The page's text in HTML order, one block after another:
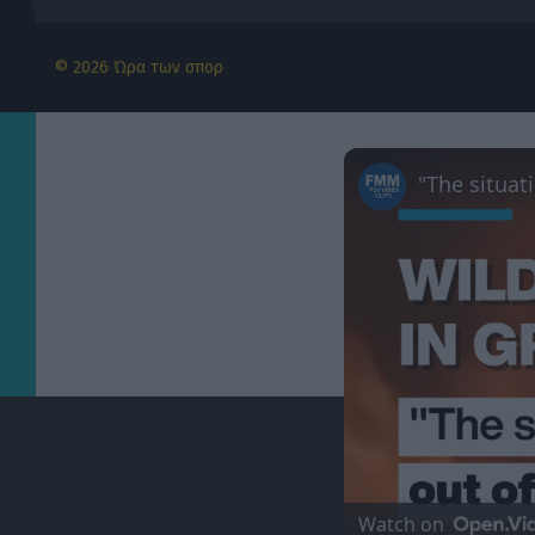
ΠΑΟΚ… ύπνος και 0-1 η Άντερλεχτ στα 17 δευτερόλεπτα στην
© 2026 Ώρα των σπορ
Watch on